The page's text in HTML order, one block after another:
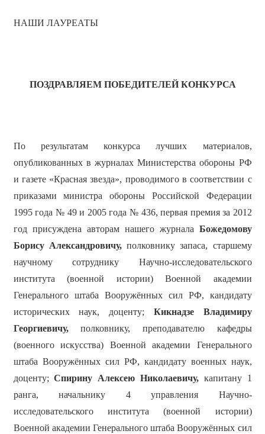
НАШИ ЛАУРЕАТЫ
ПОЗДРАВЛЯЕМ ПОБЕДИТЕЛЕЙ КОНКУРСА
По результатам конкурса лучших материалов,
опубликованных в журналах Министерства обороны РФ
и газете «Красная звезда», проводимого в соответствии с
приказами министра обороны Российской Федерации
1995 года № 49 и 2005 года № 436, первая премия за 2012
год присуждена авторам нашего журнала Божедомову
Борису Александровичу, полковнику запаса, старшему
научному сотруднику Научно-исследовательского
института (военной истории) Военной академии
Генерального штаба Вооружённых сил РФ, кандидату
исторических наук, доценту; Кикнадзе Владимиру
Георгиевичу,полковнику, преподавателю кафедры
(военного искусства) Военной академии Генерального
штаба Вооружённых сил РФ, кандидату военных наук,
доценту;Спирину Алексею Николаевичу,капитану 1
ранга, начальнику 4 управления Научно-
исследовательского института (военной истории)
Военной академии Генерального штаба Вооружённых сил